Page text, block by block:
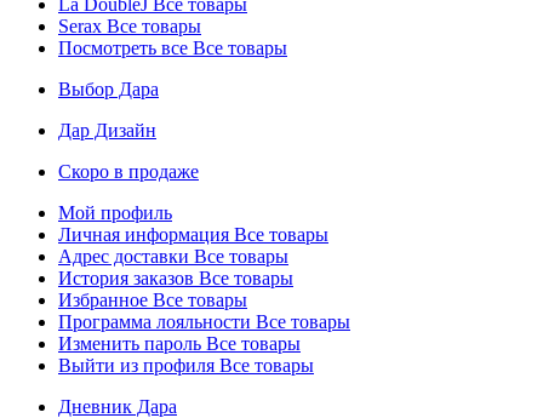
La DoubleJ Все товары
Serax Все товары
Посмотреть все Все товары
Выбор Дара
Дар Дизайн
Скоро в продаже
Мой профиль
Личная информация Все товары
Адрес доставки Все товары
История заказов Все товары
Избранное Все товары
Программа лояльности Все товары
Изменить пароль Все товары
Выйти из профиля Все товары
Дневник Дара